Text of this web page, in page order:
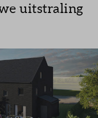
uitstraling